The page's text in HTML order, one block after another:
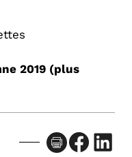
2019 (plus
Facebook LinkedIn